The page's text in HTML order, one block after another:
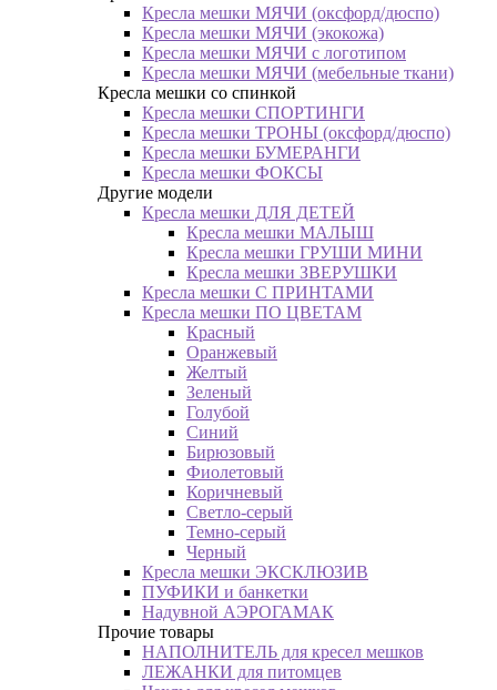
Кресла мешки МЯЧИ (оксфорд/дюспо)
Кресла мешки МЯЧИ (экокожа)
Кресла мешки МЯЧИ с логотипом
Кресла мешки МЯЧИ (мебельные ткани)
Кресла мешки со спинкой
Кресла мешки СПОРТИНГИ
Кресла мешки ТРОНЫ (оксфорд/дюспо)
Кресла мешки БУМЕРАНГИ
Кресла мешки ФОКСЫ
Другие модели
Кресла мешки ДЛЯ ДЕТЕЙ
Кресла мешки МАЛЫШ
Кресла мешки ГРУШИ МИНИ
Кресла мешки ЗВЕРУШКИ
Кресла мешки С ПРИНТАМИ
Кресла мешки ПО ЦВЕТАМ
Красный
Оранжевый
Желтый
Зеленый
Голубой
Синий
Бирюзовый
Фиолетовый
Коричневый
Светло-серый
Темно-серый
Черный
Кресла мешки ЭКСКЛЮЗИВ
ПУФИКИ и банкетки
Надувной АЭРОГАМАК
Прочие товары
НАПОЛНИТЕЛЬ для кресел мешков
ЛЕЖАНКИ для питомцев